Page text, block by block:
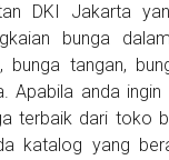
DKI Jakarta
bunga
bunga tangan,
Apabila anda
terbaik dari toko
katalog yang